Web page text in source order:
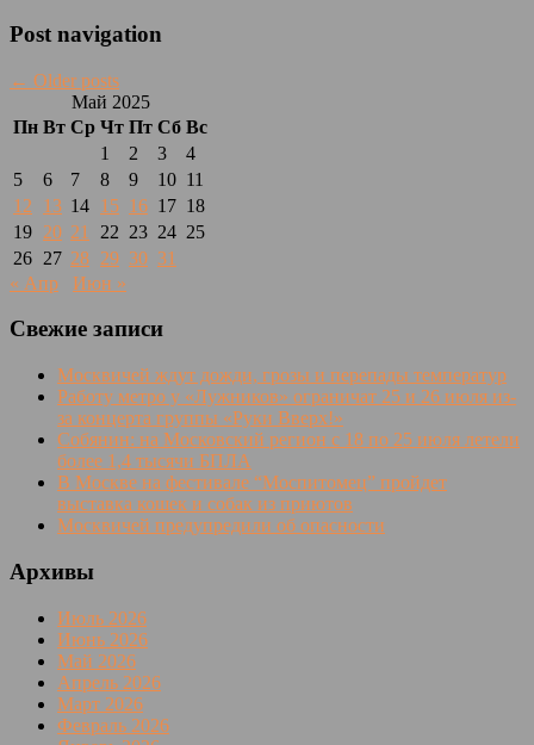
Post navigation
← Older posts
Май 2025
Пн Вт Ср Чт Пт Сб Вс
1
2 3
4
5
6 7 8 9 10 11
12
13 14 15 16 17 18
19 20 21 22 23 24 25
26 27 28 29 30 31
« Апр
Июн »
Свежие записи
Москвичей ждут дожди, грозы и перепады температур
Работу метро у «Лужников» ограничат 25 и 26 июля из-
за концерта группы «Руки Вверх!»
Собянин: на Московский регион с 18 по 25 июля летели
более 1,4 тысячи БПЛА
В Москве на фестивале “Моспитомец” пройдет
выставка кошек и собак из приютов
Москвичей предупредили об опасности
Архивы
Июль 2026
Июнь 2026
Май 2026
Апрель 2026
Март 2026
Февраль 2026